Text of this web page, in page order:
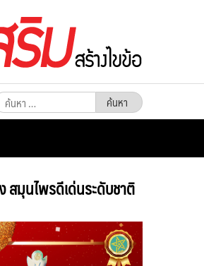
หา
หรับ:
สมุนไพรดีเด่นระดับชาติ